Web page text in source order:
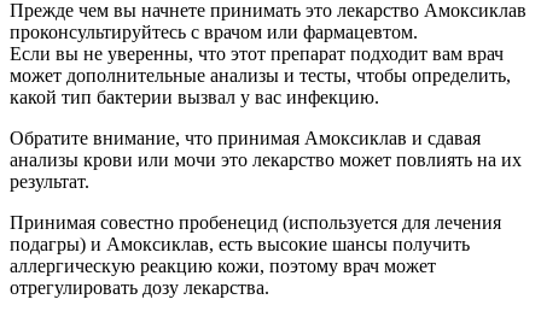
Прежде чем вы начнете принимать это лекарство Амоксиклав
проконсультируйтесь с врачом или фармацевтом.
Если вы не уверенны, что этот препарат подходит вам врач
может дополнительные анализы и тесты, чтобы определить,
какой тип бактерии вызвал у вас инфекцию.
Обратите внимание, что принимая Амоксиклав и сдавая
анализы крови или мочи это лекарство может повлиять на их
результат.
Принимая совестно пробенецид (используется для лечения
подагры) и Амоксиклав, есть высокие шансы получить
аллергическую реакцию кожи, поэтому врач может
отрегулировать дозу лекарства.